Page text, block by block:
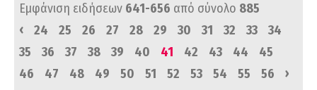
Εμφάνιση ειδήσεων 641-656 από σύνολο 885
‹
24 25 26 27 28 29 30 31 32 33
34
35
36 37 38 39 40 41 42 43 44
45
46
47 48 49 50 51 52 53 54 55 56 ›